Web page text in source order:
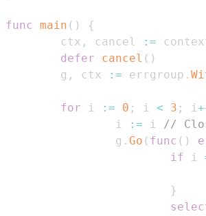
func main ( )
{
        ctx
, cancel :=
defer
cancel ( )
        g
, ctx := errgroup .
for i := 0 ; i < 3 ; i
                i
:= i //
                g
. Go ( func ( )
if i
}